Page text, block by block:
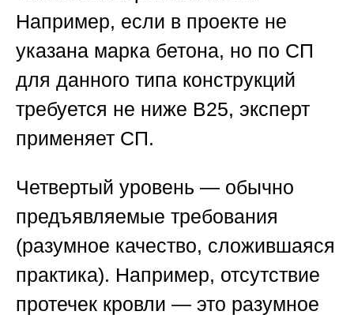
Например, если в проекте не
указана марка бетона, но по СП
для данного типа конструкций
требуется не ниже B25, эксперт
применяет СП.
Четвертый уровень — обычно
предъявляемые требования
(разумное качество, сложившаяся
практика). Например, отсутствие
протечек кровли — это разумное